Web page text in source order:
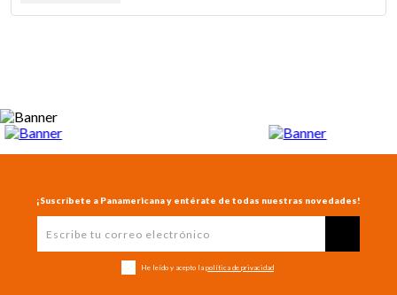
¡Suscríbete a Panamericana y entérate de todas nuestras novedades!
He leído y acepto la política de privacidad